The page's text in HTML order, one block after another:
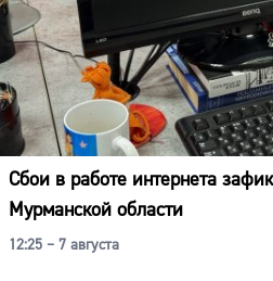
Сбои в работе интернета
Мурманской области
12:25 – 7 августа